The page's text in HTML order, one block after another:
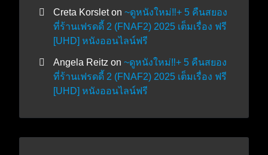
Creta Korsleton ~ดูหนังใหม่‼️+ 5 คืนสยอง
ที่ร้านเฟรดดี้ 2 (FNAF2) 2025 เต็มเรื่อง ฟรี
[UHD] หนังออนไลน์ฟรี
Angela Reitz on ~ดูหนังใหม่‼️+ 5 คืนสยอง
ที่ร้านเฟรดดี้ 2 (FNAF2) 2025 เต็มเรื่อง ฟรี
[UHD] หนังออนไลน์ฟรี